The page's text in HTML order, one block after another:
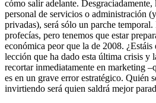
cómo salir adelante.
personal de servicios o administración
privadas), será sólo un parche
profecías, pero tenemos que estar
económica peor que la de 2008. ¿Estáis
lección que ha dado esta última crisis y
recortar inmediatamente en marketing
es en un grave error estratégico. Quién
invirtiendo será quien saldrá mejor